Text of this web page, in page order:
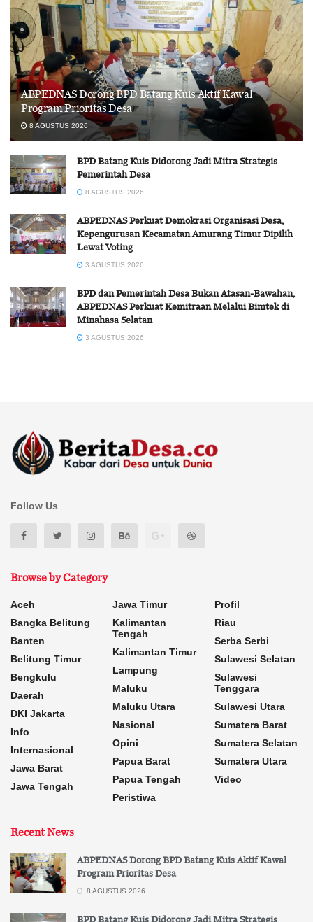
ABPEDNAS Dorong BPD Batang Kuis Aktif Kawal
Program Prioritas Desa
8 AGUSTUS 2026
BPD Batang Kuis Didorong Jadi Mitra Strategis
Pemerintah Desa
8 AGUSTUS 2026
ABPEDNAS Perkuat Demokrasi Organisasi Desa,
Kepengurusan Kecamatan Amurang Timur Dipilih
Lewat Voting
3 AGUSTUS 2026
BPD dan Pemerintah Desa Bukan Atasan-Bawahan,
ABPEDNAS Perkuat Kemitraan Melalui Bimtek di
Minahasa Selatan
3 AGUSTUS 2026
Follow Us
Browse by Category
Aceh
Bangka Belitung
Banten
Belitung Timur
Bengkulu
Daerah
DKI Jakarta
Info
Internasional
Jawa Barat
Jawa Tengah
Jawa Timur
Kalimantan
Tengah
Kalimantan Timur
Lampung
Maluku
Maluku Utara
Nasional
Opini
Papua Barat
Papua Tengah
Peristiwa
Profil
Riau
Serba Serbi
Sulawesi Selatan
Sulawesi
Tenggara
Sulawesi Utara
Sumatera Barat
Sumatera Selatan
Sumatera Utara
Video
Recent News
ABPEDNAS Dorong BPD Batang Kuis Aktif Kawal
Program Prioritas Desa
8 AGUSTUS 2026